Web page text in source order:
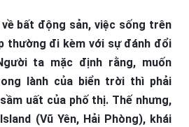
bất động sản, việc sống trên
thường đi kèm với sự đánh đổi
ta mặc định rằng, muốn
lành của biển trời thì phải
uất của phố thị. Thế nhưng,
(Vũ Yên, Hải Phòng), khái